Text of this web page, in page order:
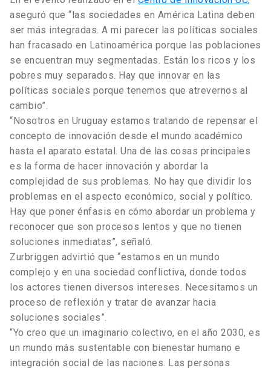
aseguró que “las sociedades en América Latina deben
ser más integradas. A mi parecer las políticas sociales
han fracasado en Latinoamérica porque las poblaciones
se encuentran muy segmentadas. Están los ricos y los
pobres muy separados. Hay que innovar en las
políticas sociales porque tenemos que atrevernos al
cambio”.
“Nosotros en Uruguay estamos tratando de repensar el
concepto de innovación desde el mundo académico
hasta el aparato estatal. Una de las cosas principales
es la forma de hacer innovación y abordar la
complejidad de sus problemas. No hay que dividir los
problemas en el aspecto económico, social y político.
Hay que poner énfasis en cómo abordar un problema y
reconocer que son procesos lentos y que no tienen
soluciones inmediatas”, señaló.
Zurbriggen advirtió que “estamos en un mundo
complejo y en una sociedad conflictiva, donde todos
los actores tienen diversos intereses. Necesitamos un
proceso de reflexión y tratar de avanzar hacia
soluciones sociales”.
“Yo creo que un imaginario colectivo, en el año 2030, es
un mundo más sustentable con bienestar humano e
integración social de las naciones. Las personas